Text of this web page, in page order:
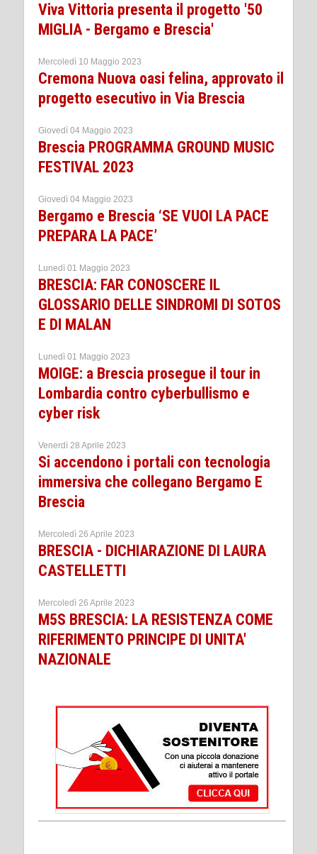
Viva Vittoria presenta il progetto '50
MIGLIA - Bergamo e Brescia'
Mercoledì 10 Maggio 2023
Cremona Nuova oasi felina, approvato il
progetto esecutivo in Via Brescia
Giovedì 04 Maggio 2023
Brescia PROGRAMMA GROUND MUSIC
FESTIVAL 2023
Giovedì 04 Maggio 2023
Bergamo e Brescia ‘SE VUOI LA PACE
PREPARA LA PACE’
Lunedì 01 Maggio 2023
BRESCIA: FAR CONOSCERE IL
GLOSSARIO DELLE SINDROMI DI SOTOS
E DI MALAN
Lunedì 01 Maggio 2023
MOIGE: a Brescia prosegue il tour in
Lombardia contro cyberbullismo e
cyber risk
Venerdì 28 Aprile 2023
Si accendono i portali con tecnologia
immersiva che collegano Bergamo E
Brescia
Mercoledì 26 Aprile 2023
BRESCIA - DICHIARAZIONE DI LAURA
CASTELLETTI
Mercoledì 26 Aprile 2023
M5S BRESCIA: LA RESISTENZA COME
RIFERIMENTO PRINCIPE DI UNITA'
NAZIONALE